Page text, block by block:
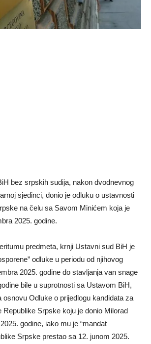
bez srpskih sudija, nakon dvodnevnog
sjedinci, donio je odluku o ustavnosti
na čelu sa Savom Minićem koja je
2025. godine.
predmeta, krnji Ustavni sud BiH je
odluke u periodu od njihovog
2025. godine do stavljanja van snage
bile u suprotnosti sa Ustavom BiH,
osnovu Odluke o prijedlogu kandidata za
Republike Srpske koju je donio Milorad
godine, iako mu je “mandat
Srpske prestao sa 12. junom 2025.